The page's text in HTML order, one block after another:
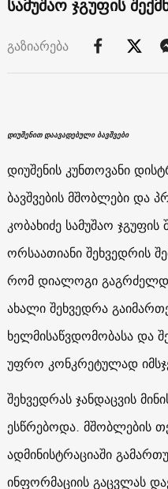
გაზიარება
დიუშენით დაავადებული ბავშვები
დიუშენის კუნთოვანი
ბავშვების მშობლები და
კობახიძე სამუშაო ჯგუფის
ორსაათიანი შეხვედრის
რომ დიალოგი
ახალი შეხვედრა
ხელმისაწვდომობასა და
უფრო კონკრეტულად
შეხვედრას ჯანდაცვის
ესწრებოდა. მშობლების
ადმინისტრაციაში
ინფორმაციის გაცვლას